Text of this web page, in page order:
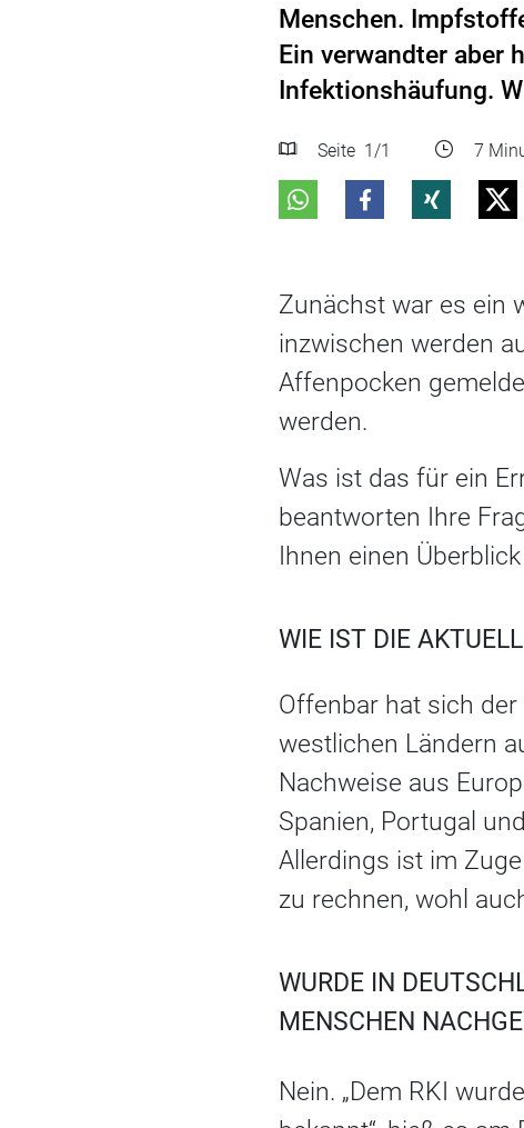
Menschen.
Ein verwandter aber
Infektionshäufung.
Seite 1 /1 7
Zunächst war es ein
inzwischen werden
Affenpocken
werden.
Was ist das für ein
beantworten Ihre
Ihnen einen
WIE IST DIE
Offenbar hat sich
westlichen Ländern
Nachweise aus
Spanien, Portugal
Allerdings ist im
zu rechnen, wohl
WURDE IN
MENSCHEN
Nein. „Dem RKI